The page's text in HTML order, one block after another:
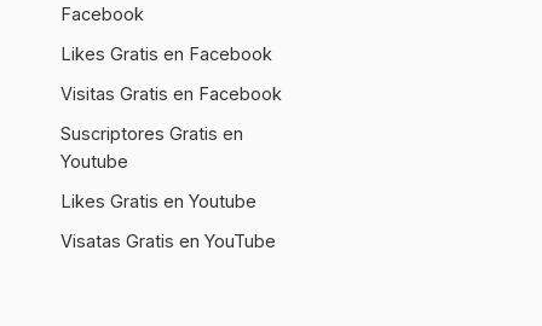
Facebook
Likes Gratis en Facebook
Visitas Gratis en Facebook
Suscriptores Gratis en
Youtube
Likes Gratis en Youtube
Visatas Gratis en YouTube